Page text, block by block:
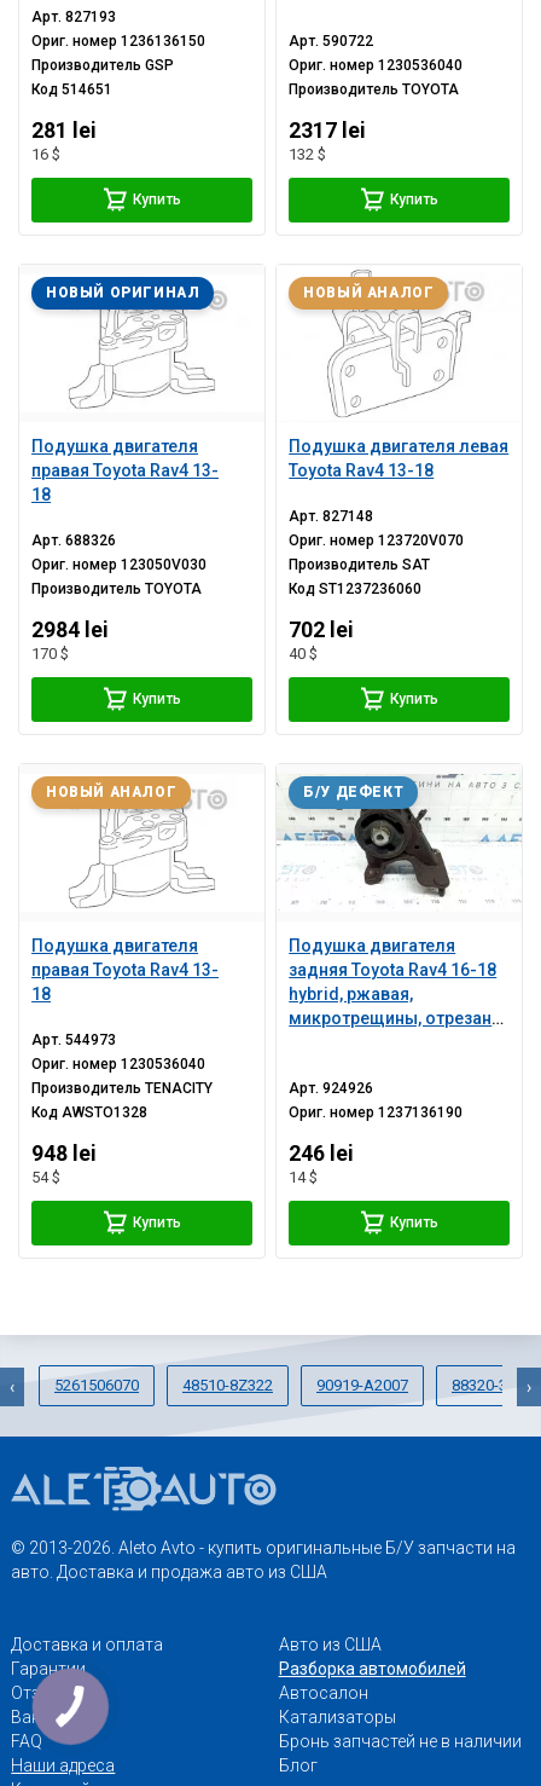
Арт.827193
Ориг. номер1236136150
ПроизводительGSP
Код514651
281 lei
16 $
Купить
Арт.590722
Ориг. номер1230536040
ПроизводительTOYOTA
2317 lei
132 $
Купить
Подушка двигателя
правая Toyota Rav4 13-
18
НОВЫЙ ОРИГИНАЛ
Арт.688326
Ориг. номер123050V030
ПроизводительTOYOTA
2984 lei
170 $
Купить
Подушка двигателя левая
Toyota Rav4 13-18
НОВЫЙ АНАЛОГ
Арт.827148
Ориг. номер123720V070
ПроизводительSAT
КодST1237236060
702 lei
40 $
Купить
Подушка двигателя
правая Toyota Rav4 13-
18
НОВЫЙ АНАЛОГ
Арт.544973
Ориг. номер1230536040
ПроизводительTENACITY
КодAWSTO1328
948 lei
54 $
Купить
Подушка двигателя
задняя Toyota Rav4 16-18
hybrid, ржавая,
микротрещины, отрезана
Б/У ДЕФЕКТ
Арт.924926
Ориг. номер1237136190
246 lei
14 $
Купить
5261506070 48510-8Z322 90919-A2007 88320-33200
‹ ›
© 2013-2026. Aleto Avto - купить оригинальные Б/У запчасти на
авто. Доставка и продажа авто из США
Доставка и оплата
Гарантии
Отзывы
Вакансии
FAQ
Наши адреса
Авто из США
Разборка автомобилей
Автосалон
Катализаторы
Бронь запчастей не в наличии
Блог